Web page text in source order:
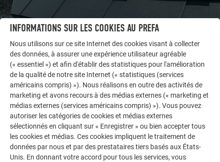
LAISSEZ-VOUS INSPIRER
AUTRES BÂTIMENTS
La galerie de références PREFA démontre la
polyvalence de l’aluminium. Découvrez d’autres projets
impressionnants avec les solutions en aluminium
durables de PREFA pour toitures, systèmes solaires et
façades.
INFORMATIONS SUR LES COOKIES AU PREFA
Nous utilisons sur ce site Internet des cookies visant à collecter
des données, à assurer une expérience utilisateur agréable
(« essentiel ») et afin d'établir des statistiques pour l'amélioration
de la qualité de notre site Internet (« statistiques (services
américains compris) »). Nous réalisons en outre des activités de
marketing et avons recours à des médias externes (« marketing et
médias externes (services américains compris) »). Vous pouvez
autoriser les catégories de cookies et médias externes
sélectionnés en cliquant sur « Enregistrer » ou bien accepter tous
les cookies et médias. Ces cookies impliquent le traitement de
données par nous et par des prestataires tiers basés aux États-
Unis. En donnant votre accord pour tous les services, vous